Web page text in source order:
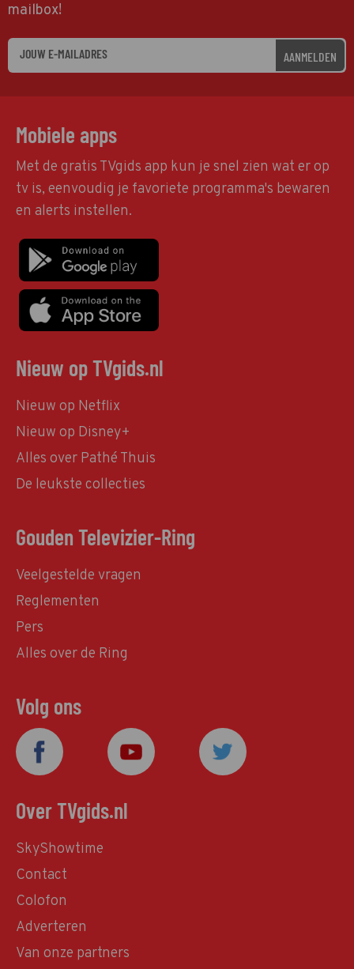
mailbox!
AANMELDEN
Mobiele apps
Met de gratis TVgids app kun je snel zien wat er op
tv is, eenvoudig je favoriete programma's bewaren
en alerts instellen.
Nieuw op TVgids.nl
Nieuw op Netflix
Nieuw op Disney+
Alles over Pathé Thuis
De leukste collecties
Gouden Televizier-Ring
Veelgestelde vragen
Reglementen
Pers
Alles over de Ring
Volg ons
Over TVgids.nl
SkyShowtime
Contact
Colofon
Adverteren
Van onze partners